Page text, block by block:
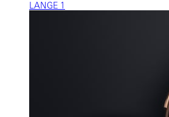
LANGE 1